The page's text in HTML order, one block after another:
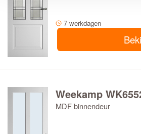
7 werkdagen
Weekamp
MDF binnendeur